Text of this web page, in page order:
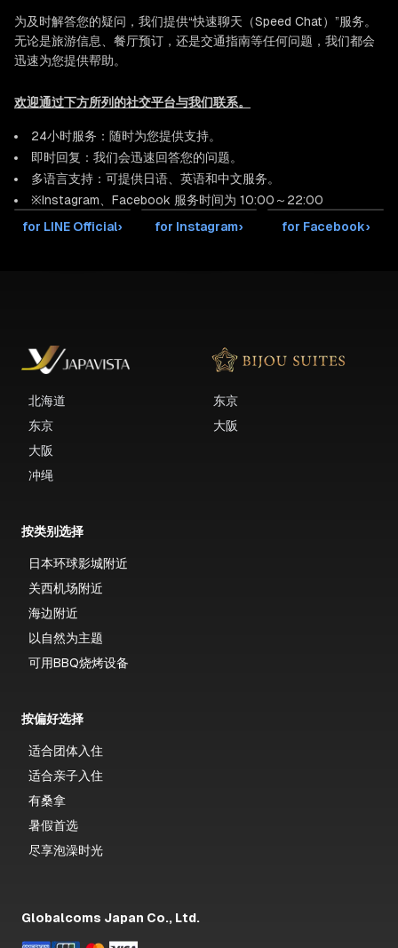
为及时解答您的疑问，我们提供“快速聊天（Speed Chat）”服务。
无论是旅游信息、餐厅预订，还是交通指南等任何问题，我们都会
迅速为您提供帮助。
欢迎通过下方所列的社交平台与我们联系。
24小时服务：随时为您提供支持。
即时回复：我们会迅速回答您的问题。
多语言支持：可提供日语、英语和中文服务。
※Instagram、Facebook 服务时间为 10:00～22:00
for LINE Official› for Instagram› for Facebook›
北海道
东京
大阪
冲绳
东京
大阪
按类别选择
日本环球影城附近
关西机场附近
海边附近
以自然为主题
可用BBQ烧烤设备
按偏好选择
适合团体入住
适合亲子入住
有桑拿
暑假首选
尽享泡澡时光
Globalcoms Japan Co., Ltd.